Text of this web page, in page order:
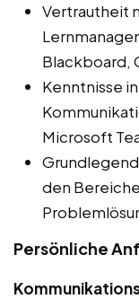
Vertrautheit
Blackboard,
Kenntnisse
Microsoft
den
Persönliche